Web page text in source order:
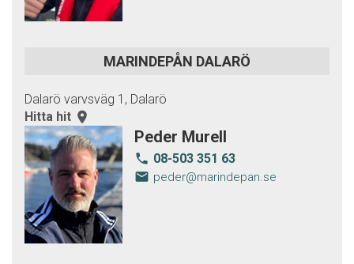
MARINDEPÅN DALARÖ
Dalarö varvsväg 1, Dalarö
Hitta hit room
Peder Murell
local_phone 08-503 351 63
email peder@marindepan.se